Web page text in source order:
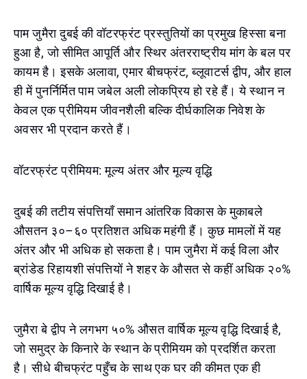
पाम जुमैरा दुबई की वॉटरफ्रंट प्रस्तुतियों का प्रमुख हिस्सा बना
हुआ है, जो सीमित आपूर्ति और स्थिर अंतरराष्ट्रीय मांग के बल पर
कायम है। इसके अलावा, एमार बीचफ्रंट, ब्लूवाटर्स द्वीप, और हाल
ही में पुनर्निर्मित पाम जबेल अली लोकप्रिय हो रहे हैं। ये स्थान न
केवल एक प्रीमियम जीवनशैली बल्कि दीर्घकालिक निवेश के
अवसर भी प्रदान करते हैं।
वॉटरफ्रंट प्रीमियम: मूल्य अंतर और मूल्य वृद्धि
दुबई की तटीय संपत्तियाँ समान आंतरिक विकास के मुकाबले
औसतन ३०–६० प्रतिशत अधिक महंगी हैं। कुछ मामलों में यह
अंतर और भी अधिक हो सकता है। पाम जुमैरा में कई विला और
ब्रांडेड रिहायशी संपत्तियों ने शहर के औसत से कहीं अधिक २०%
वार्षिक मूल्य वृद्धि दिखाई है।
जुमैरा बे द्वीप ने लगभग ५०% औसत वार्षिक मूल्य वृद्धि दिखाई है,
जो समुद्र के किनारे के स्थान के प्रीमियम को प्रदर्शित करता
है। सीधे बीचफ्रंट पहुँच के साथ एक घर की कीमत एक ही